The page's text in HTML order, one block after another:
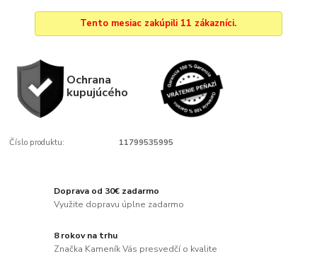
Tento mesiac zakúpili 11 zákazníci.
Ochrana
kupujúcého
Číslo produktu: 11799535995
Doprava od 30€ zadarmo
Využite dopravu úplne zadarmo
8 rokov na trhu
Značka Kameník Vás presvedčí o kvalite